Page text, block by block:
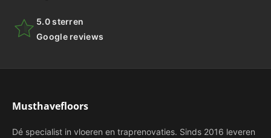
5.0 sterren
Google reviews
Musthavefloors
Dé specialist in vloeren en traprenovaties. Sinds 2016 leveren